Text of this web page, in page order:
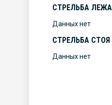
СТРЕЛЬБА ЛЕЖА
Данных нет
СТРЕЛЬБА СТОЯ
Данных нет